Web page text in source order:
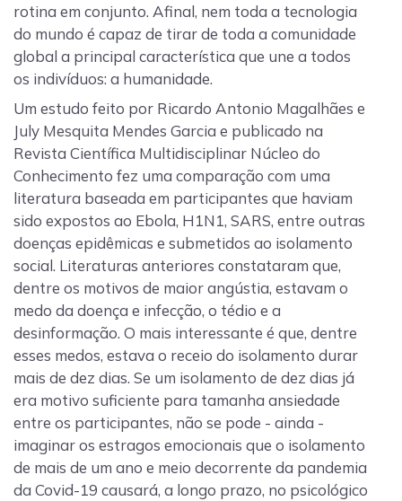
rotina em conjunto. Afinal, nem toda a tecnologia
do mundo é capaz de tirar de toda a comunidade
global a principal característica que une a todos
os indivíduos: a humanidade.
Um estudo feito por Ricardo Antonio Magalhães e
July Mesquita Mendes Garcia e publicado na
Revista Científica Multidisciplinar Núcleo do
Conhecimento fez uma comparação com uma
literatura baseada em participantes que haviam
sido expostos ao Ebola, H1N1, SARS, entre outras
doenças epidêmicas e submetidos ao isolamento
social. Literaturas anteriores constataram que,
dentre os motivos de maior angústia, estavam o
medo da doença e infecção, o tédio e a
desinformação. O mais interessante é que, dentre
esses medos, estava o receio do isolamento durar
mais de dez dias. Se um isolamento de dez dias já
era motivo suficiente para tamanha ansiedade
entre os participantes, não se pode - ainda -
imaginar os estragos emocionais que o isolamento
de mais de um ano e meio decorrente da pandemia
da Covid-19 causará, a longo prazo, no psicológico